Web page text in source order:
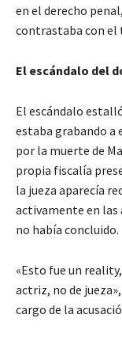
en el derecho
contrastaba con el
El escándalo del
El escándalo
estaba grabando a
por la muerte de
propia fiscalía
la jueza aparecía
activamente en las
no había concluido.
«Esto fue un
actriz, no de jueza»
cargo de la